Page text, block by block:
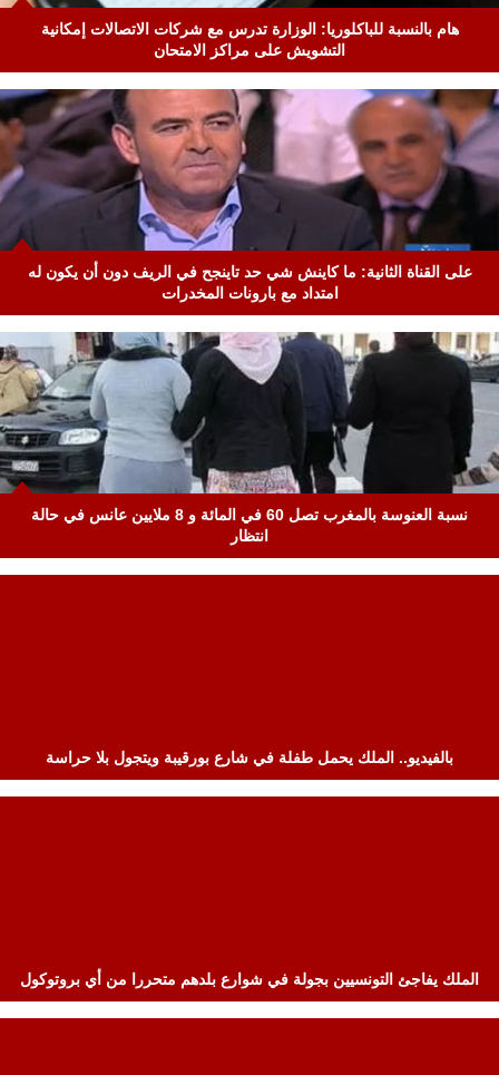
هام بالنسبة للباكلوريا: الوزارة تدرس مع شركات الاتصالات إمكانية
التشويش على مراكز الامتحان
على القناة الثانية: ما كاينش شي حد تاينجح في الريف دون أن يكون له
امتداد مع بارونات المخدرات
نسبة العنوسة بالمغرب تصل 60 في المائة و 8 ملايين عانس في حالة
انتظار
بالفيديو.. الملك يحمل طفلة في شارع بورقيبة ويتجول بلا حراسة
الملك يفاجئ التونسيين بجولة في شوارع بلدهم متحررا من أي بروتوكول